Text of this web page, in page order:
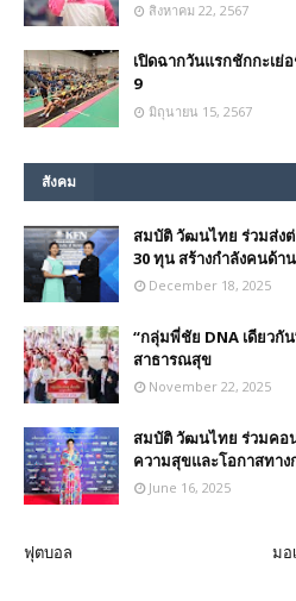
สิงหาคม 22, 2567
เปิดฉากวันแรกชักกะเย่
9
มิถุนายน 15, 2567
สังคม
สมบัติ วัฒนไทย ร่วมส่ง
30 ทุน สร้างกำลังคนด้า
December 18, 2025
“กลุ่มพี่ชัย DNA เดียวกั
สาธารณสุข
November 22, 2025
สมบัติ วัฒนไทย ร่วมคอ
ความสุขและโอกาสทาง
June 16, 2025
ฟุตบอล มอ